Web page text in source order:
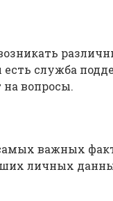
служба
вопросы.
важных
личных